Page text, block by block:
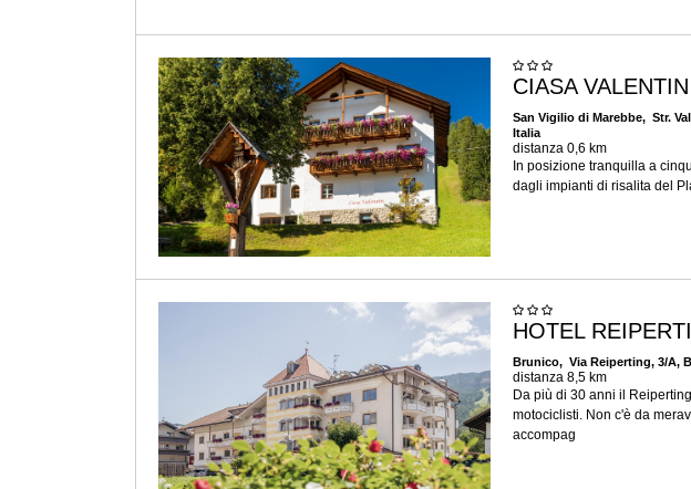
CIASA VALENTIN
San Vigilio di Marebbe, Str.
Italia
distanza 0,6 km
In posizione tranquilla a
dagli impianti di risalita del
HOTEL
Brunico, Via Reiperting, 3/A,
distanza 8,5 km
Da più di 30 anni il
motociclisti. Non c'è da
accompag